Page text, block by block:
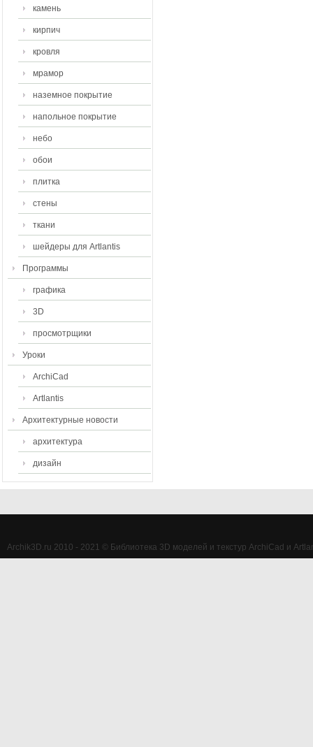
камень
кирпич
кровля
мрамор
наземное покрытие
напольное покрытие
небо
обои
плитка
стены
ткани
шейдеры для Artlantis
Программы
графика
3D
просмотрщики
Уроки
ArchiCad
Artlantis
Архитектурные новости
архитектура
дизайн
Archik3D.ru 2010 - 2021 © Библиотека 3D моделей и текстур ArchiCad и